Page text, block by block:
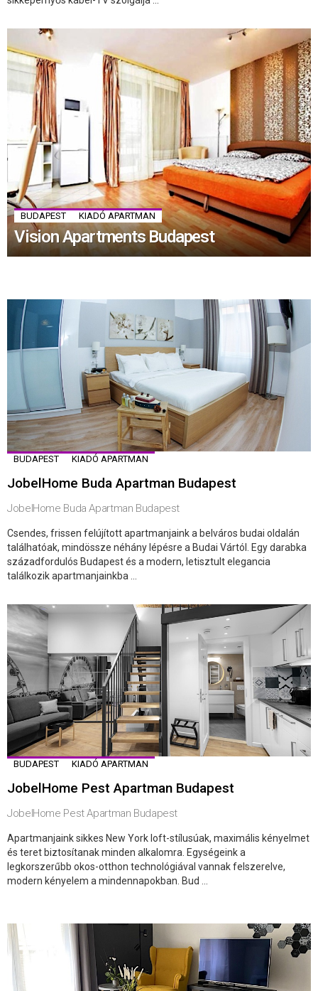
BUDAPEST KIADÓ APARTMAN
Vision Apartments Budapest
BUDAPEST KIADÓ APARTMAN
JobelHome Buda Apartman Budapest
JobelHome Buda Apartman Budapest
Csendes, frissen felújított apartmanjaink a belváros budai oldalán
találhatóak, mindössze néhány lépésre a Budai Vártól. Egy darabka
századfordulós Budapest és a modern, letisztult elegancia
találkozik apartmanjainkba ...
BUDAPEST KIADÓ APARTMAN
JobelHome Pest Apartman Budapest
JobelHome Pest Apartman Budapest
Apartmanjaink sikkes New York loft-stílusúak, maximális kényelmet
és teret biztosítanak minden alkalomra. Egységeink a
legkorszerűbb okos-otthon technológiával vannak felszerelve,
modern kényelem a mindennapokban. Bud ...